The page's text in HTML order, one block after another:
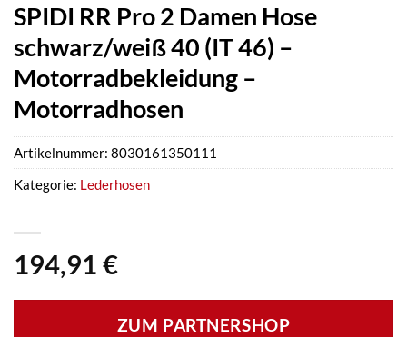
SPIDI RR Pro 2 Damen Hose
schwarz/weiß 40 (IT 46) –
Motorradbekleidung –
Motorradhosen
194,91 €
ZUM PARTNERSHOP
Artikelnummer: 8030161350111
Kategorie: Lederhosen